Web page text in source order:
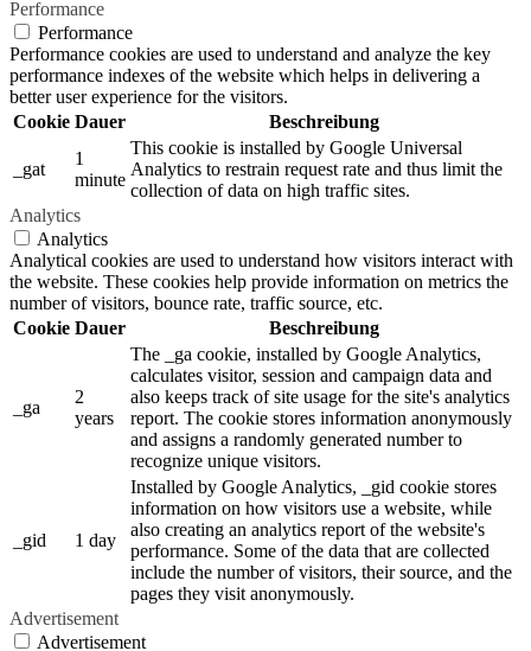
Performance
Performance
Performance cookies are used to understand and analyze the key
performance indexes of the website which helps in delivering a
better user experience for the visitors.
Cookie Dauer Beschreibung
_gat
1
minute
This cookie is installed by Google Universal
Analytics to restrain request rate and thus limit the
collection of data on high traffic sites.
Analytics
Analytics
Analytical cookies are used to understand how visitors interact with
the website. These cookies help provide information on metrics the
number of visitors, bounce rate, traffic source, etc.
Cookie Dauer Beschreibung
_ga
2
years
The _ga cookie, installed by Google Analytics,
calculates visitor, session and campaign data and
also keeps track of site usage for the site's analytics
report. The cookie stores information anonymously
and assigns a randomly generated number to
recognize unique visitors.
_gid 1 day
Installed by Google Analytics, _gid cookie stores
information on how visitors use a website, while
also creating an analytics report of the website's
performance. Some of the data that are collected
include the number of visitors, their source, and the
pages they visit anonymously.
Advertisement
Advertisement